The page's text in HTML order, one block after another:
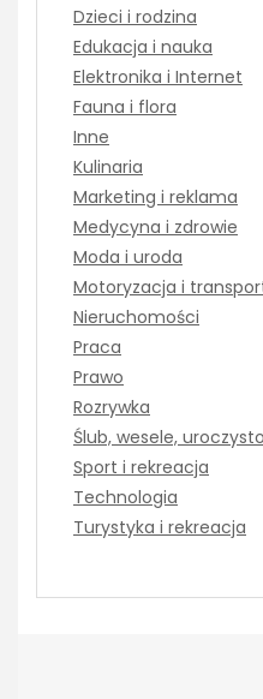
Dzieci i rodzina
Edukacja i nauka
Elektronika i Internet
Fauna i flora
Inne
Kulinaria
Marketing i reklama
Medycyna i zdrowie
Moda i uroda
Motoryzacja i
Nieruchomości
Praca
Prawo
Rozrywka
Ślub, wesele,
Sport i rekreacja
Technologia
Turystyka i rekreacja